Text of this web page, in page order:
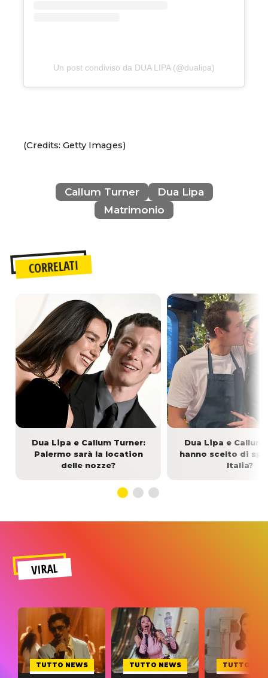
Un post condiviso da DUA LIPA (@dualipa)
(Credits: Getty Images)
Callum Turner
Dua Lipa
Matrimonio
CORRELATI
Dua Lipa e Callum Turner:
Palermo sarà la location
delle nozze?
Dua Lipa e Callum
hanno scelto di
Italia?
VIRAL
TUTTO NEWS TUTTO NEWS TUTTO